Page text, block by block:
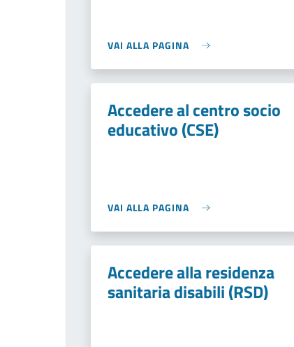
VAI ALLA PAGINA
Accedere al centro socio
educativo (CSE)
VAI ALLA PAGINA
Accedere alla residenza
sanitaria disabili (RSD)